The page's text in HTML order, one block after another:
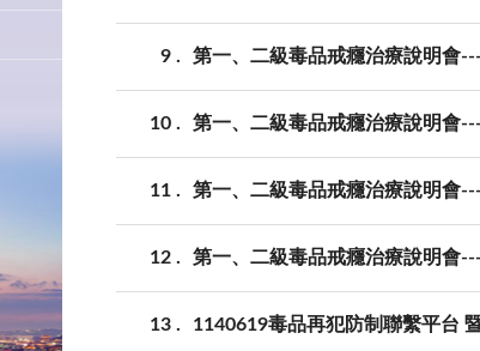
9 第一、二級毒品戒癮治療說明會
10 第一、二級毒品戒癮治療說明會
11 第一、二級毒品戒癮治療說明會
12 第一、二級毒品戒癮治療說明會
13 1140619毒品再犯防制聯繫平台